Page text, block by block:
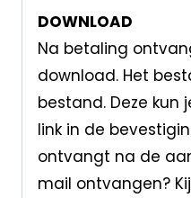
DOWNLOAD
Na betaling
download. Het
bestand. Deze kun
link in de
ontvangt na de
mail ontvangen?